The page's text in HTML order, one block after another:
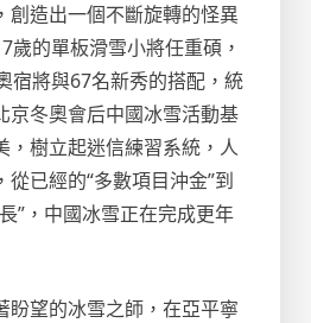
創造出一個不斷旋轉的怪異
歲的單板滑雪小將任重碩，
宿將與67名新秀的搭配，統
京冬奧會后中國冰雪活動基
，樹立起迷信練習系統，人
已經的“多數項目沖金”到
”，中國冰雪正在完成更年
盼望的冰雪之師，在亞平寧